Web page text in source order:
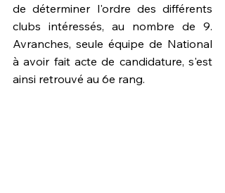
de déterminer l'ordre des différents
clubs intéressés, au nombre de 9.
Avranches, seule équipe de National
à avoir fait acte de candidature, s'est
ainsi retrouvé au 6e rang.